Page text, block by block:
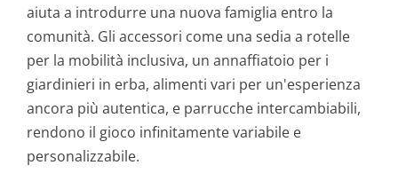
aiuta a introdurre una nuova famiglia entro la
comunità. Gli accessori come una sedia a rotelle
per la mobilità inclusiva, un annaffiatoio per i
giardinieri in erba, alimenti vari per un'esperienza
ancora più autentica, e parrucche intercambiabili,
rendono il gioco infinitamente variabile e
personalizzabile.